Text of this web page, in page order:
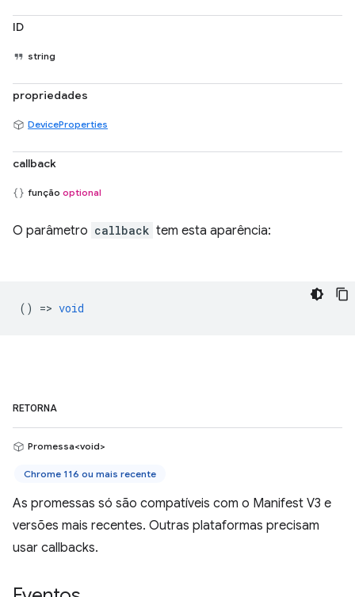
ID
string
propriedades
DeviceProperties
callback
função optional
O parâmetro callback tem esta aparência:
() => void
RETORNA
Promessa<void>
Chrome 116 ou mais recente
As promessas só são compatíveis com o Manifest V3 e
versões mais recentes. Outras plataformas precisam
usar callbacks.